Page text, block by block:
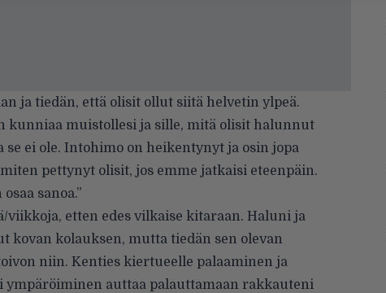
ja tiedän, että olisit ollut siitä helvetin ylpeä.
kunniaa muistollesi ja sille, mitä olisit halunnut
se ei ole. Intohimo on heikentynyt ja osin jopa
pettynyt olisit, jos emme jatkaisi eteenpäin.
sanoa.”
viikkoja, etten edes vilkaise kitaraan. Haluni ja
kovan kolauksen, mutta tiedän sen olevan
niin. Kenties kiertueelle palaaminen ja
ympäröiminen auttaa palauttamaan rakkauteni